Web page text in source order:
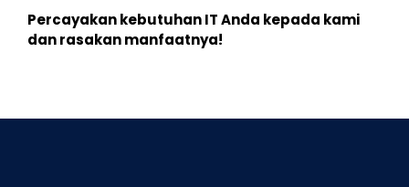
Percayakan kebutuhan IT Anda kepada kami
dan rasakan manfaatnya!